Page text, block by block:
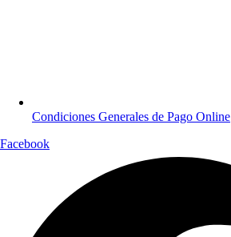
Condiciones Generales de Pago Online
Facebook